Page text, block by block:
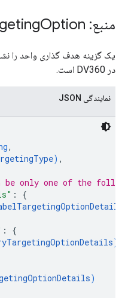
منبع: Targeting Option
یک گزینه هدف گذاری واحد را
در DV360 است.
نمایندگی JSON
,
) ,
be only one of the
: {
: {
)
)